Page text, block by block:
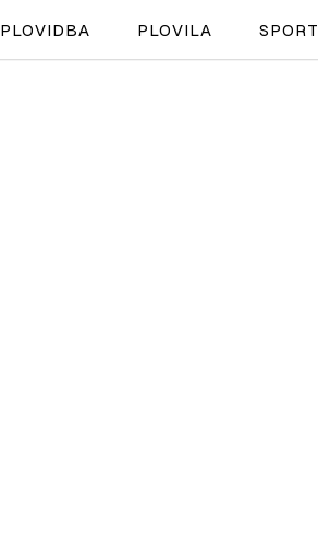
PLOVIDBA PLOVILA SPORT